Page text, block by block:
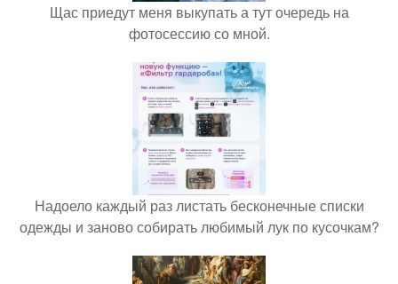
Щас приедут меня выкупать а тут очередь на
фотосессию со мной.
Надоело каждый раз листать бесконечные списки
одежды и заново собирать любимый лук по кусочкам?